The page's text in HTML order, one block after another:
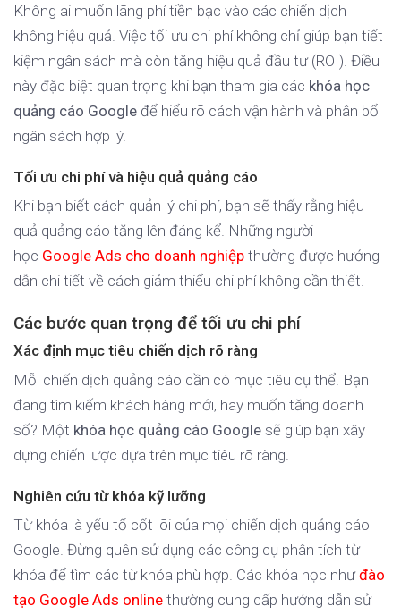
Không ai muốn lãng phí tiền bạc vào các chiến dịch
không hiệu quả. Việc tối ưu chi phí không chỉ giúp bạn tiết
kiệm ngân sách mà còn tăng hiệu quả đầu tư (ROI). Điều
này đặc biệt quan trọng khi bạn tham gia các khóa học
quảng cáo Google để hiểu rõ cách vận hành và phân bổ
ngân sách hợp lý.
Tối ưu chi phí và hiệu quả quảng cáo
Khi bạn biết cách quản lý chi phí, bạn sẽ thấy rằng hiệu
quả quảng cáo tăng lên đáng kể. Những người
học Google Ads cho doanh nghiệp thường được hướng
dẫn chi tiết về cách giảm thiểu chi phí không cần thiết.
Các bước quan trọng để tối ưu chi phí
Xác định mục tiêu chiến dịch rõ ràng
Mỗi chiến dịch quảng cáo cần có mục tiêu cụ thể. Bạn
đang tìm kiếm khách hàng mới, hay muốn tăng doanh
số? Một khóa học quảng cáo Google sẽ giúp bạn xây
dựng chiến lược dựa trên mục tiêu rõ ràng.
Nghiên cứu từ khóa kỹ lưỡng
Từ khóa là yếu tố cốt lõi của mọi chiến dịch quảng cáo
Google. Đừng quên sử dụng các công cụ phân tích từ
khóa để tìm các từ khóa phù hợp. Các khóa học nhưđào
tạo Google Ads online thường cung cấp hướng dẫn sử